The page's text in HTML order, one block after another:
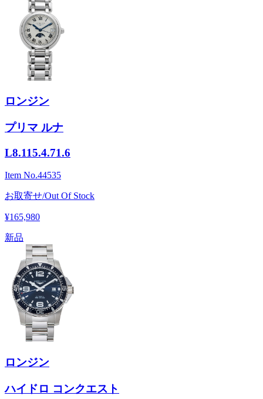
ロンジン
プリマ ルナ
L8.115.4.71.6
Item No.44535
お取寄せ/Out Of Stock
¥165,980
新品
ロンジン
ハイドロ コンクエスト